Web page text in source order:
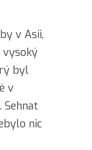
v Asii,
vysoký
byl
v
Sehnat
nic